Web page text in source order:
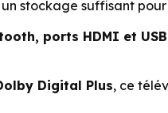
un stockage suffisant
ports HDMI et USB
Digital Plus, ce